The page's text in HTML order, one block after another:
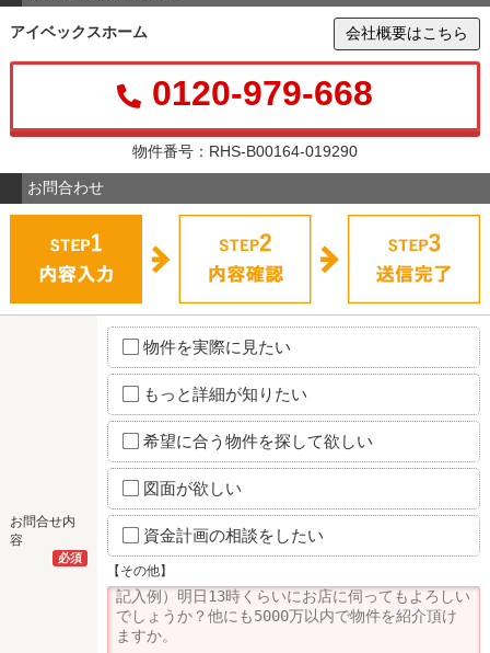
アイベックスホーム 会社概要はこちら
0120-979-668
物件番号：RHS-B00164-019290
お問合わせ
お問合せ内
容
必須
物件を実際に見たい
もっと詳細が知りたい
希望に合う物件を探して欲しい
図面が欲しい
資金計画の相談をしたい
【その他】